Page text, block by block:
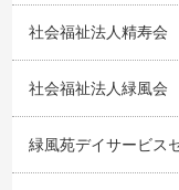
社会福祉法人精寿会
社会福祉法人緑風
緑風苑デイサービス